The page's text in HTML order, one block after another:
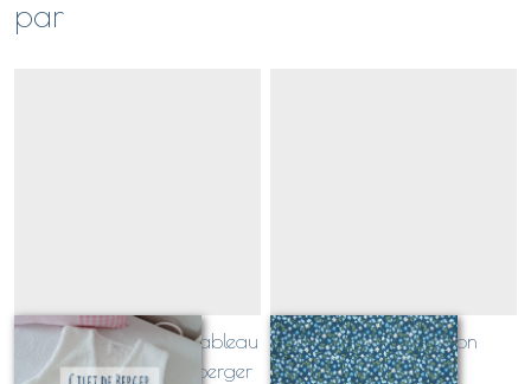
par
références de tailles, tableau
de mesure Gilets de berger
OVIEDO bleu paon